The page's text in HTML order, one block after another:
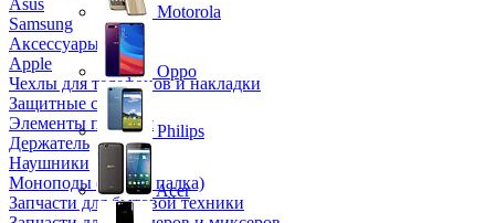
Asus
Samsung
Аксессуары
Apple
Чехлы для телефонов и накладки
Защитные стекла
Элементы питания
Держатель
Наушники
Моноподы (Селфи палка)
Запчасти для бытовой техники
Motorola
Oppo
Philips
Acer